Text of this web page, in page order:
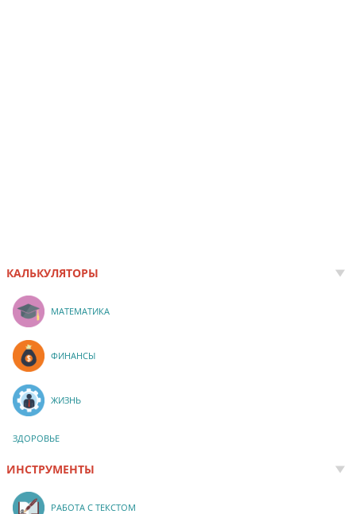
КАЛЬКУЛЯТОРЫ
МАТЕМАТИКА
ФИНАНСЫ
ЖИЗНЬ
ЗДОРОВЬЕ
ИНСТРУМЕНТЫ
РАБОТА С ТЕКСТОМ